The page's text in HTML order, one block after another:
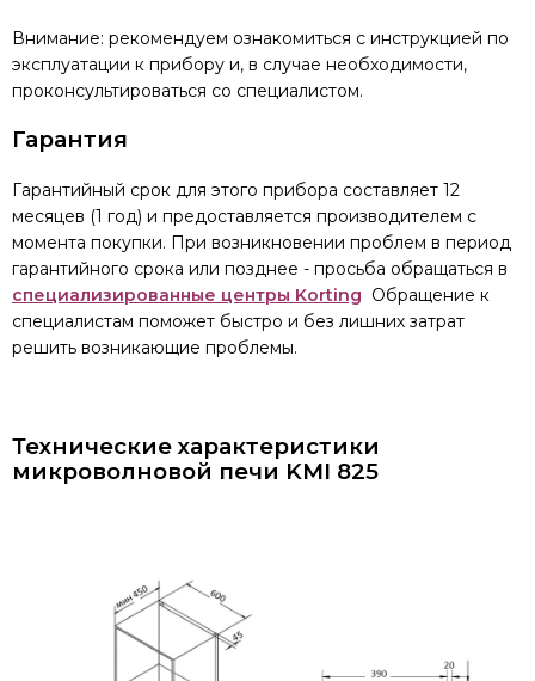
Внимание: рекомендуем ознакомиться с инструкцией по
эксплуатации к прибору и, в случае необходимости,
проконсультироваться со специалистом.
Гарантия
Гарантийный срок для этого прибора составляет 12
месяцев (1 год) и предоставляется производителем с
момента покупки. При возникновении проблем в период
гарантийного срока или позднее - просьба обращаться в
специализированные центры Korting Обращение к
специалистам поможет быстро и без лишних затрат
решить возникающие проблемы.
Технические характеристики
микроволновой печи KMI 825